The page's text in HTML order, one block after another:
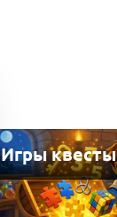
Игры квесты